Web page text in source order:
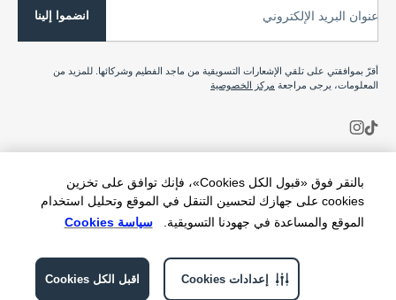
بالنقر فوق «قبول الكل Cookies»، فإنك توافق على تخزين
cookies على جهازك لتحسين التنقل في الموقع وتحليل استخدام
الموقع والمساعدة في جهودنا التسويقية.
سياسة Cookies
اقبل الكل Cookies إعدادات Cookies
عنوان البريد الإلكتروني انضموا إلينا
أقرّ بموافقتي على تلقي الإشعارات التسويقية من ماجد الفطيم وشركائها. للمزيد من
المعلومات، يرجى مراجعة مركز الخصوصية